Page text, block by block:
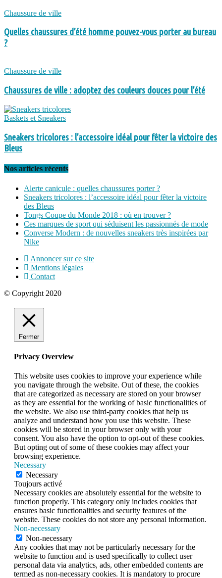
Chaussure de ville
Quelles chaussures d’été homme pouvez-vous porter au bureau
?
Chaussure de ville
Chaussures de ville : adoptez des couleurs douces pour l’été
Baskets et Sneakers
Sneakers tricolores : l’accessoire idéal pour fêter la victoire des
Bleus
Nos articles récents
Alerte canicule : quelles chaussures porter ?
Sneakers tricolores : l’accessoire idéal pour fêter la victoire
des Bleus
Tongs Coupe du Monde 2018 : où en trouver ?
Ces marques de sport qui séduisent les passionnés de mode
Converse Modern : de nouvelles sneakers très inspirées par
Nike
Annoncer sur ce site
Mentions légales
Contact
© Copyright 2020
Fermer
Privacy Overview
This website uses cookies to improve your experience while
you navigate through the website. Out of these, the cookies
that are categorized as necessary are stored on your browser
as they are essential for the working of basic functionalities of
the website. We also use third-party cookies that help us
analyze and understand how you use this website. These
cookies will be stored in your browser only with your
consent. You also have the option to opt-out of these cookies.
But opting out of some of these cookies may affect your
browsing experience.
Necessary
Necessary
Toujours activé
Necessary cookies are absolutely essential for the website to
function properly. This category only includes cookies that
ensures basic functionalities and security features of the
website. These cookies do not store any personal information.
Non-necessary
Non-necessary
Any cookies that may not be particularly necessary for the
website to function and is used specifically to collect user
personal data via analytics, ads, other embedded contents are
termed as non-necessary cookies. It is mandatory to procure